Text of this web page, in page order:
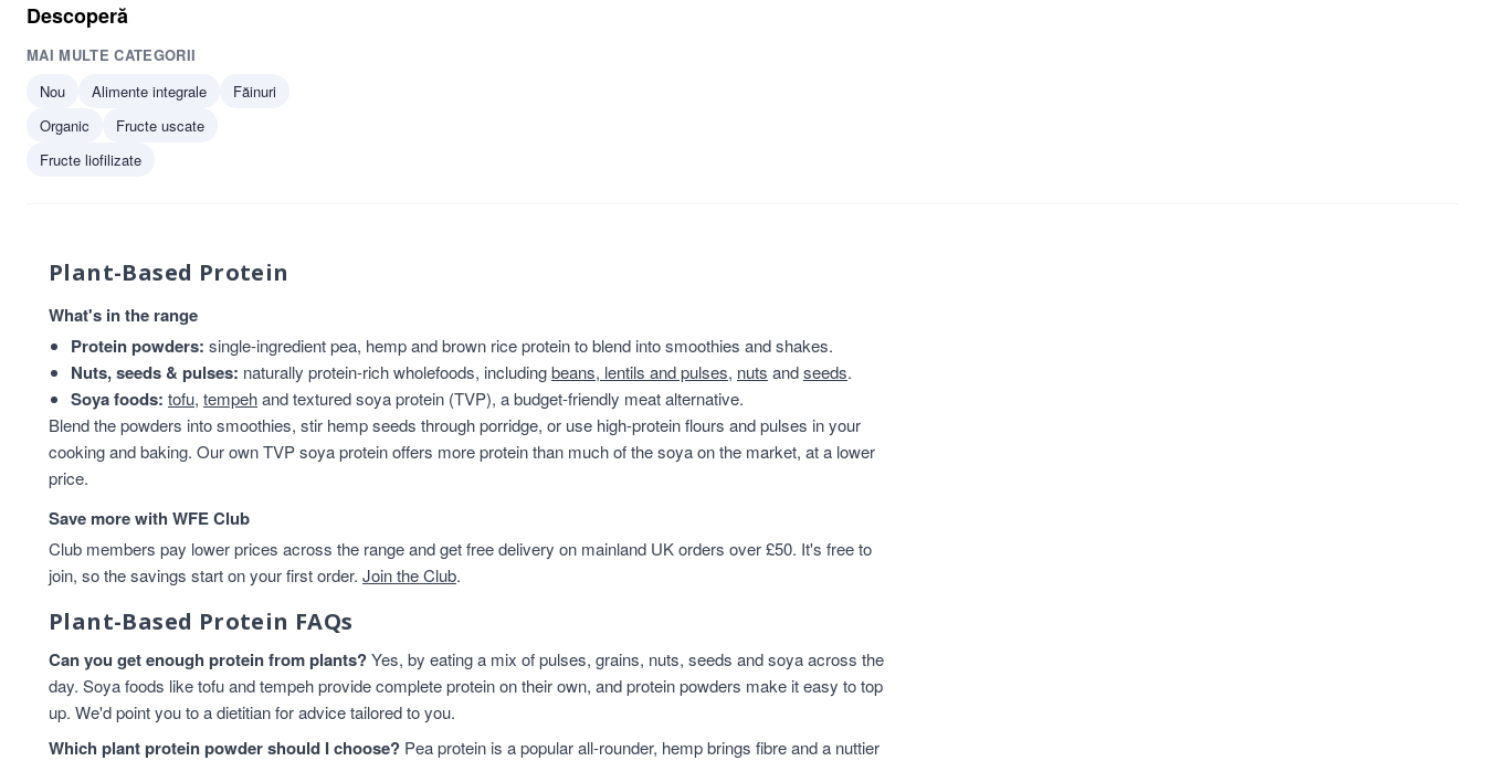
Descoperă
MAI MULTE CATEGORII
Nou
Alimente integrale
Făinuri
Organic
Fructe uscate
Fructe liofilizate
Plant-Based Protein
What's in the range
Protein powders: single-ingredient pea, hemp and brown rice protein to blend into smoothies and shakes.
Nuts, seeds & pulses: naturally protein-rich wholefoods, includingbeans, lentils and pulses, nuts andseeds.
Soya foods: tofu, tempehand textured soya protein (TVP), a budget-friendly meat alternative.
Blend the powders into smoothies, stir hemp seeds through porridge, or use high-protein flours and pulses in your
cooking and baking. Our own TVP soya protein offers more protein than much of the soya on the market, at a lower
price.
Save more with WFE Club
Club members pay lower prices across the range and get free delivery on mainland UK orders over £50. It's free to
join, so the savings start on your first order. Join the Club.
Plant-Based Protein FAQs
Can you get enough protein from plants?Yes, by eating a mix of pulses, grains, nuts, seeds and soya across the
day. Soya foods like tofu and tempeh provide complete protein on their own, and protein powders make it easy to top
up. We'd point you to a dietitian for advice tailored to you.
Which plant protein powder should I choose? Pea protein is a popular all-rounder, hemp brings fibre and a nuttier